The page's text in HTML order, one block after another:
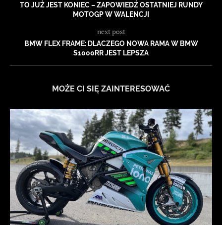
TO JUŻ JEST KONIEC – ZAPOWIEDŹ OSTATNIEJ RUNDY
MOTOGP W WALENCJI
next post
BMW FLEX FRAME: DLACZEGO NOWA RAMA W BMW
S1000RR JEST LEPSZA
MOŻE CI SIĘ ZAINTERESOWAĆ